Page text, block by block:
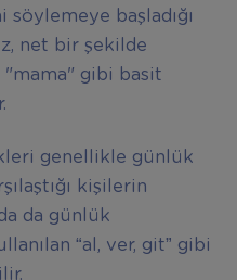
söylemeye başladığı
net bir şekilde
"mama" gibi basit
genellikle günlük
kişilerin
da günlük
“al, ver, git” gibi